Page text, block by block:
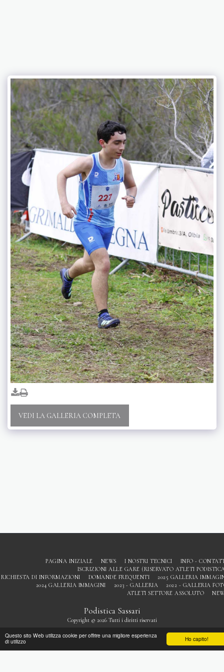
Ho capito!
Questo sito Web utilizza cookie per offrire una migliore esperienza
di utilizzo
VEDI LA GALLERIA COMPLETA
Podistica Sassari
Copyright © 2026 Tutti i diritti riservati
PAGINA INIZIALE NEWS I NOSTRI TECNICI
INFO -
ISCRIZIONI ALLE GARE (RISERVATO ATLETI
RICHIESTA DI INFORMAZIONI
DOMANDE FREQUENTI
2025 GALLERIA
2024 GALLERIA IMMAGINI
2023 - GALLERIA
2022 - GALLERIA
ATLETI SETTORE ASSOLUTO